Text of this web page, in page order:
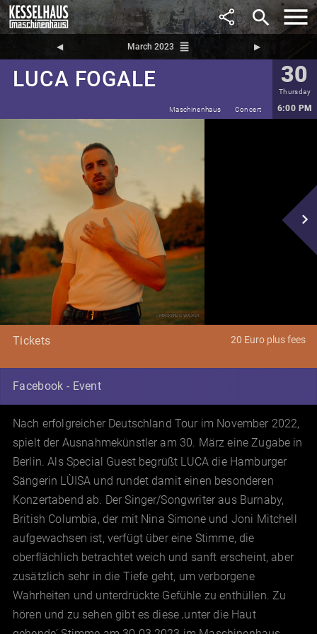
search
◀︎ March 2023 reorder ▶︎
LUCA FOGALE 30
Thursday
6:00 PM
Maschinenhaus Concert
navigate_next
©Mackenzie Walker
Tickets 20 Euro plus fees
Facebook - Event
Nach erfolgreicher Deutschland Tour im November 2022,
spielt der Ausnahmekünstler am 30. März eine Zugabe in
Berlin. Als Special Guest begrüßt LUCA die Hamburger
Sängerin LÙISA und rundet damit einen besonderen
Konzertabend ab. Der Singer/Songwriter aus Burnaby,
British Columbia, der mit Nina Simone und Joni Mitchell
aufgewachsen ist, verfügt über eine Stimme, die
oberflächlich betrachtet weich und sanft erscheint, aber
zusätzlich sehr in die Tiefe geht, um verborgene
Wahrheiten und unterdrückte Gefühle zu enthüllen. Zu
hören und zu sehen gibt es diese ‚unter die Haut